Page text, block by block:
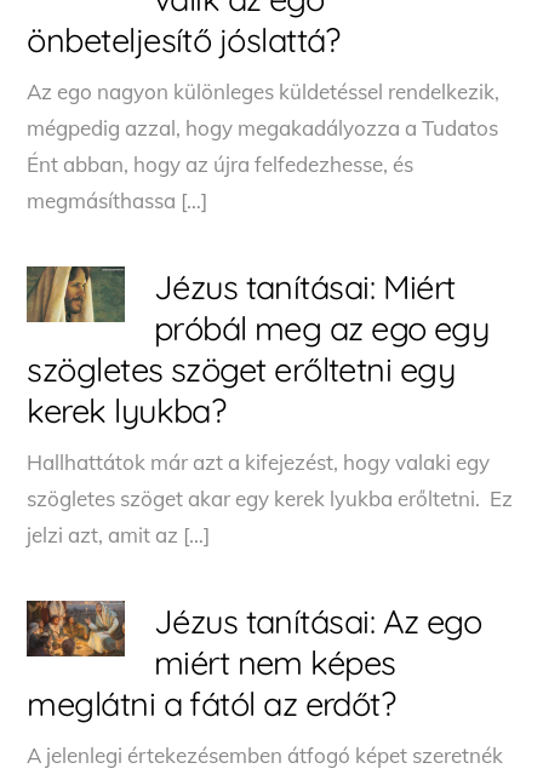
önbeteljesítő jóslattá?
Az ego nagyon különleges küldetéssel rendelkezik,
mégpedig azzal, hogy megakadályozza a Tudatos
Ént abban, hogy az újra felfedezhesse, és
megmásíthassa […]
Jézus tanításai: Miért
próbál meg az ego egy
szögletes szöget erőltetni egy
kerek lyukba?
Hallhattátok már azt a kifejezést, hogy valaki egy
szögletes szöget akar egy kerek lyukba erőltetni. Ez
jelzi azt, amit az […]
Jézus tanításai: Az ego
miért nem képes
meglátni a fától az erdőt?
A jelenlegi értekezésemben átfogó képet szeretnék